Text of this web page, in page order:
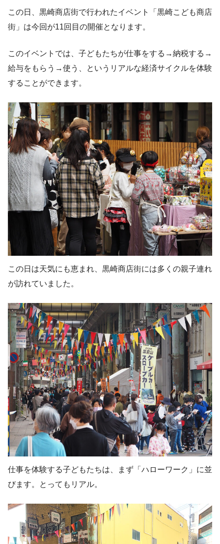
この日、黒崎商店街で行われたイベント「黒崎こども商店
街」は今回が11回目の開催となります。
このイベントでは、子どもたちが仕事をする→納税する→
給与をもらう→使う、というリアルな経済サイクルを体験
することができます。
この日は天気にも恵まれ、黒崎商店街には多くの親子連れ
が訪れていました。
仕事を体験する子どもたちは、まず「ハローワーク」に並
びます。とってもリアル。